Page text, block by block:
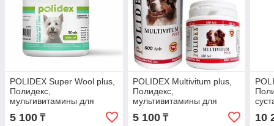
POLIDEX Super Wool plus,
Полидекс,
мультивитамины для
шерсти и яркости окраса,
уп. 150 табл.
5 100 ₸
POLIDEX Multivitum plus,
Полидекс,
мультивитамины для
5 100₸ 10